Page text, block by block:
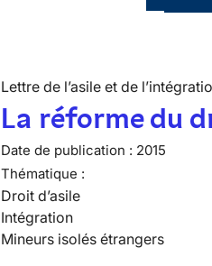
Lettre de l’asile et de
La réforme du
Date de publication : 2015
Thématique :
Droit d’asile
Intégration
Mineurs isolés étrangers